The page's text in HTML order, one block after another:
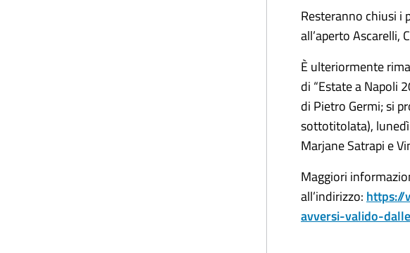
Resteranno chiusi i
all’aperto Ascarelli,
È ulteriormente
di “Estate a Napoli
di Pietro Germi; si
sottotitolata),
Marjane Satrapi e
Maggiori
all’indirizzo: https://
avversi-valido-